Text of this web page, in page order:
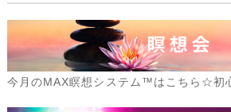
今月のMAX瞑想システム™はこちら☆初